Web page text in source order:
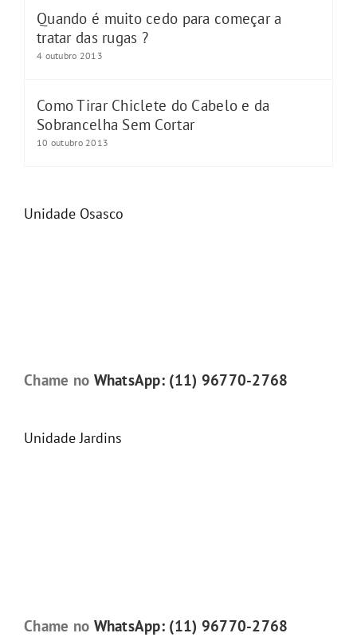
Quando é muito cedo para começar a
tratar das rugas ?
4 outubro 2013
Como Tirar Chiclete do Cabelo e da
Sobrancelha Sem Cortar
10 outubro 2013
Unidade Osasco
Chame no WhatsApp: (11) 96770-2768
Unidade Jardins
Chame no WhatsApp: (11) 96770-2768